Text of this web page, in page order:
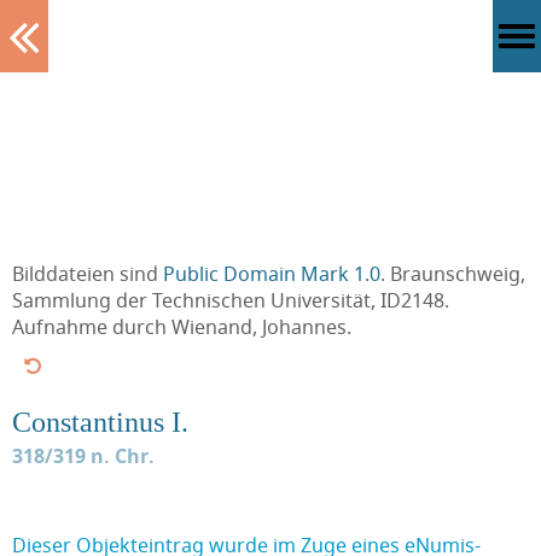
Bilddateien sind Public Domain Mark 1.0. Braunschweig,
Sammlung der Technischen Universität, ID2148.
Aufnahme durch Wienand, Johannes.
Constantinus I.
318/319 n. Chr.
Dieser Objekteintrag wurde im Zuge eines eNumis-